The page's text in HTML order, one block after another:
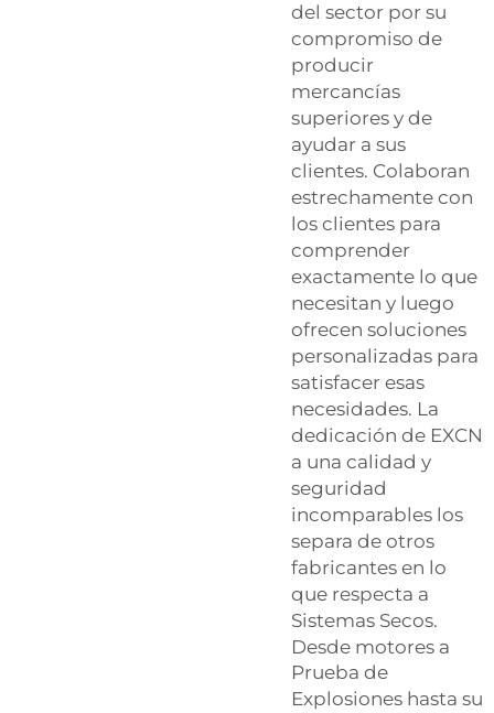
del sector por su
compromiso de
producir
mercancías
superiores y de
ayudar a sus
clientes. Colaboran
estrechamente con
los clientes para
comprender
exactamente lo que
necesitan y luego
ofrecen soluciones
personalizadas para
satisfacer esas
necesidades. La
dedicación de EXCN
a una calidad y
seguridad
incomparables los
separa de otros
fabricantes en lo
que respecta a
Sistemas Secos.
Desde motores a
Prueba de
Explosiones hasta su